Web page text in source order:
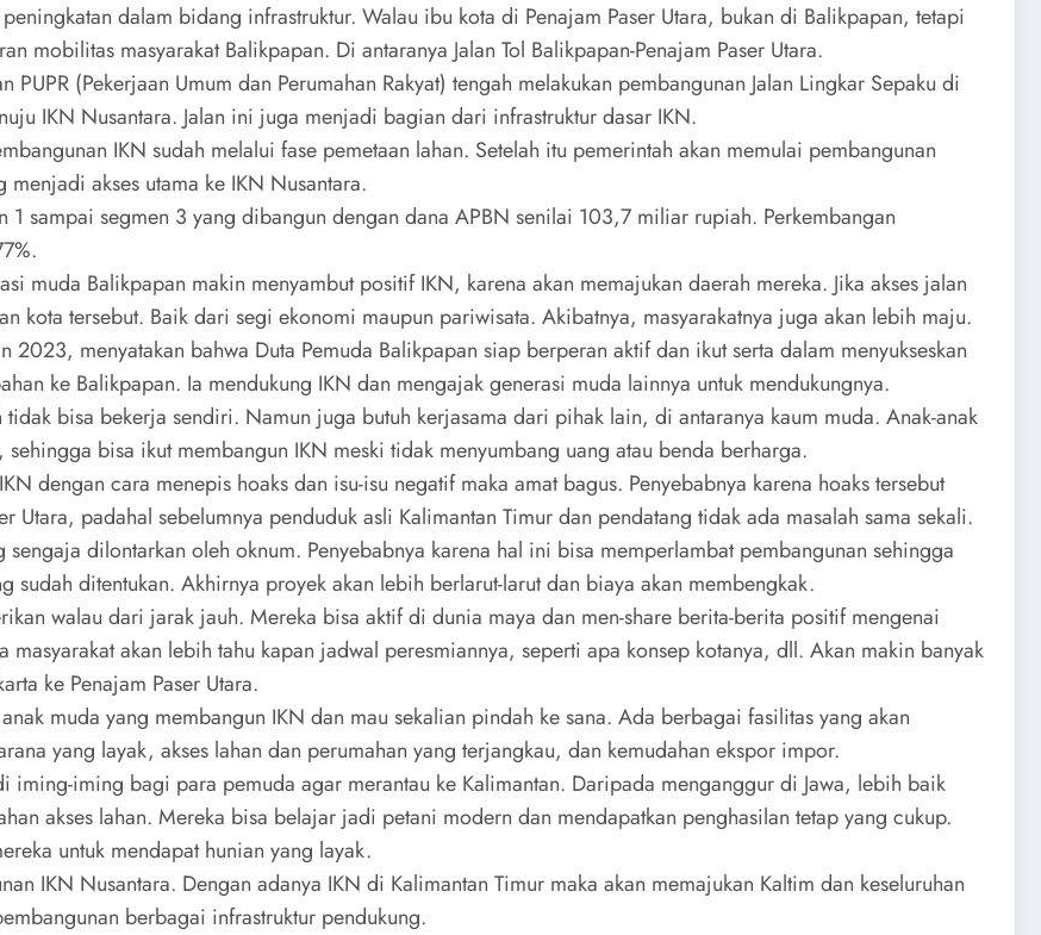
dalam bidang infrastruktur. Walau ibu kota di Penajam Paser Utara, bukan di Balikpapan, tetapi
mobilitas masyarakat Balikpapan. Di antaranya Jalan Tol Balikpapan-Penajam Paser Utara.
(Pekerjaan Umum dan Perumahan Rakyat) tengah melakukan pembangunan Jalan Lingkar Sepaku di
IKN Nusantara. Jalan ini juga menjadi bagian dari infrastruktur dasar IKN.
IKN sudah melalui fase pemetaan lahan. Setelah itu pemerintah akan memulai pembangunan
akses utama ke IKN Nusantara.
1 sampai segmen 3 yang dibangun dengan dana APBN senilai 103,7 miliar rupiah. Perkembangan
muda Balikpapan makin menyambut positif IKN, karena akan memajukan daerah mereka. Jika akses jalan
kota tersebut. Baik dari segi ekonomi maupun pariwisata. Akibatnya, masyarakatnya juga akan lebih maju.
2023, menyatakan bahwa Duta Pemuda Balikpapan siap berperan aktif dan ikut serta dalam menyukseskan
ke Balikpapan. Ia mendukung IKN dan mengajak generasi muda lainnya untuk mendukungnya.
tidak bisa bekerja sendiri. Namun juga butuh kerjasama dari pihak lain, di antaranya kaum muda. Anak-anak
bisa ikut membangun IKN meski tidak menyumbang uang atau benda berharga.
dengan cara menepis hoaks dan isu-isu negatif maka amat bagus. Penyebabnya karena hoaks tersebut
Utara, padahal sebelumnya penduduk asli Kalimantan Timur dan pendatang tidak ada masalah sama sekali.
dilontarkan oleh oknum. Penyebabnya karena hal ini bisa memperlambat pembangunan sehingga
sudah ditentukan. Akhirnya proyek akan lebih berlarut-larut dan biaya akan membengkak.
walau dari jarak jauh. Mereka bisa aktif di dunia maya dan men-share berita-berita positif mengenai
akan lebih tahu kapan jadwal peresmiannya, seperti apa konsep kotanya, dll. Akan makin banyak
ke Penajam Paser Utara.
muda yang membangun IKN dan mau sekalian pindah ke sana. Ada berbagai fasilitas yang akan
yang layak, akses lahan dan perumahan yang terjangkau, dan kemudahan ekspor impor.
iming bagi para pemuda agar merantau ke Kalimantan. Daripada menganggur di Jawa, lebih baik
akses lahan. Mereka bisa belajar jadi petani modern dan mendapatkan penghasilan tetap yang cukup.
untuk mendapat hunian yang layak.
IKN Nusantara. Dengan adanya IKN di Kalimantan Timur maka akan memajukan Kaltim dan keseluruhan
berbagai infrastruktur pendukung.